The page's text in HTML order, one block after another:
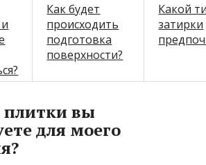
Как будет
происходить
подготовка
поверхности?
Какой
затирки
вы
для моего